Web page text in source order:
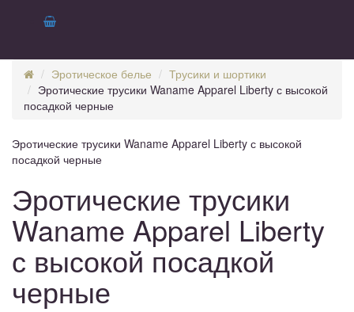
Эротическое белье
Трусики и шортики
Эротические трусики Waname Apparel Liberty с высокой
посадкой черные
Эротические трусики Waname Apparel Liberty с высокой
посадкой черные
Эротические трусики
Waname Apparel Liberty
с высокой посадкой
черные